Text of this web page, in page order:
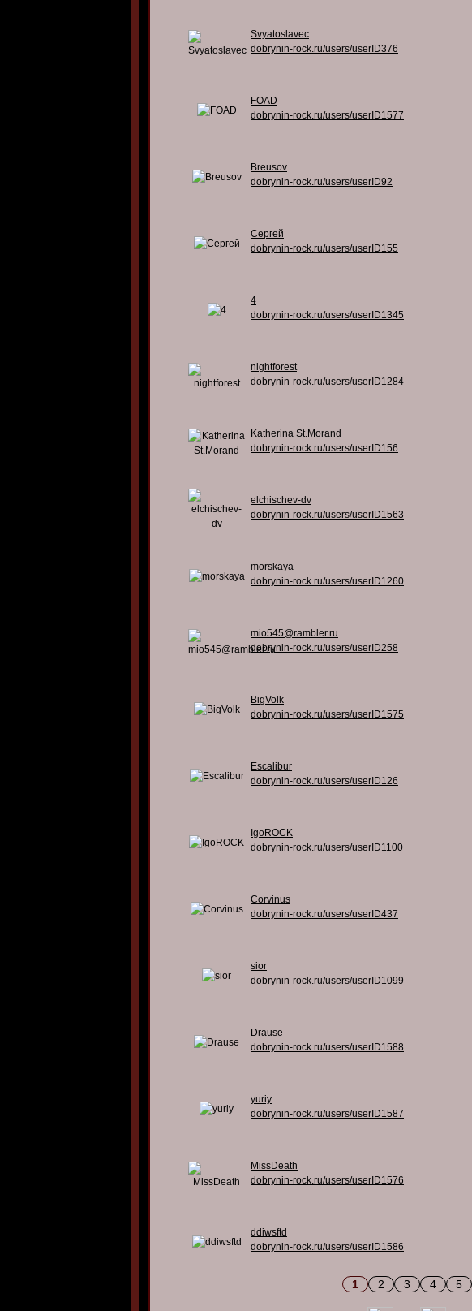
Svyatoslavec
dobrynin-rock.ru/users/userID376
FOAD
dobrynin-rock.ru/users/userID1577
Breusov
dobrynin-rock.ru/users/userID92
Сергей
dobrynin-rock.ru/users/userID155
4
dobrynin-rock.ru/users/userID1345
nightforest
dobrynin-rock.ru/users/userID1284
Katherina St.Morand
dobrynin-rock.ru/users/userID156
elchischev-dv
dobrynin-rock.ru/users/userID1563
morskaya
dobrynin-rock.ru/users/userID1260
mio545@rambler.ru
dobrynin-rock.ru/users/userID258
BigVolk
dobrynin-rock.ru/users/userID1575
Escalibur
dobrynin-rock.ru/users/userID126
IgoROCK
dobrynin-rock.ru/users/userID1100
Corvinus
dobrynin-rock.ru/users/userID437
sior
dobrynin-rock.ru/users/userID1099
Drause
dobrynin-rock.ru/users/userID1588
yuriy
dobrynin-rock.ru/users/userID1587
MissDeath
dobrynin-rock.ru/users/userID1576
ddiwsftd
dobrynin-rock.ru/users/userID1586
1 2 3 4 5